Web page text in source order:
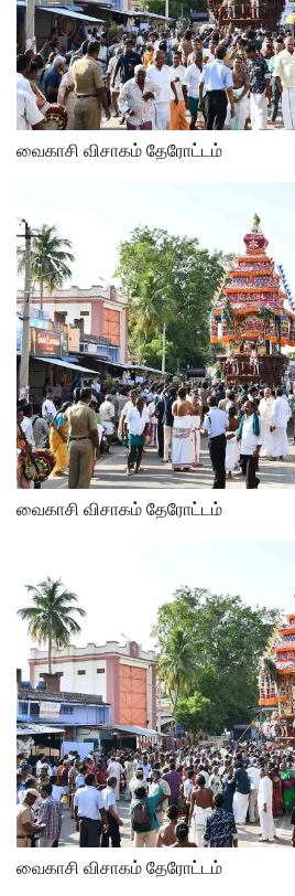
வைகாசி விசாகம் தேரோட்டம்
வைகாசி விசாகம் தேரோட்டம்
வைகாசி விசாகம் தேரோட்டம்